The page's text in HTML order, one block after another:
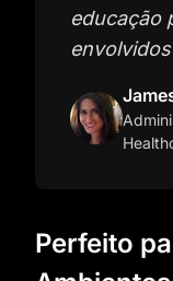
educação
Perfeito